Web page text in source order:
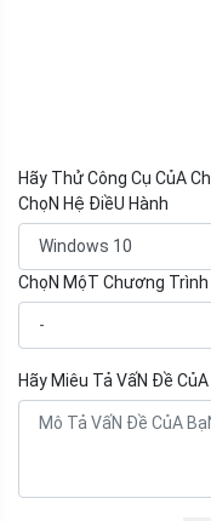
Hãy Thử Công Cụ CủA
ChọN Hệ ĐiềU Hành
ChọN MộT Chương Trình
Hãy Miêu Tả VấN Đề CủA